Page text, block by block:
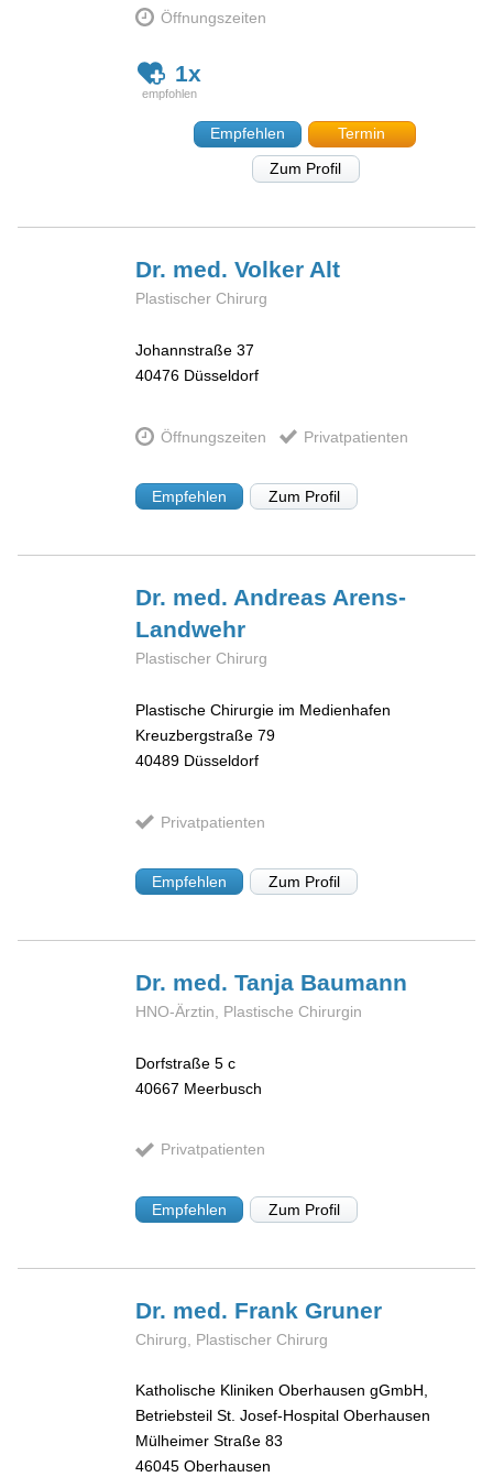
Öffnungszeiten
1x
Empfehlen
Termin
Zum Profil
Dr. med. Volker Alt
Plastischer Chirurg
Johannstraße 37
40476 Düsseldorf
Öffnungszeiten Privatpatienten
Empfehlen Zum Profil
Dr. med. Andreas Arens-
Landwehr
Plastischer Chirurg
Plastische Chirurgie im Medienhafen
Kreuzbergstraße 79
40489 Düsseldorf
Privatpatienten
Empfehlen Zum Profil
Dr. med. Tanja Baumann
HNO-Ärztin, Plastische Chirurgin
Dorfstraße 5 c
40667 Meerbusch
Privatpatienten
Empfehlen Zum Profil
Dr. med. FrankGruner
Chirurg, Plastischer Chirurg
Katholische Kliniken Oberhausen gGmbH,
Betriebsteil St. Josef-Hospital Oberhausen
Mülheimer Straße 83
46045 Oberhausen